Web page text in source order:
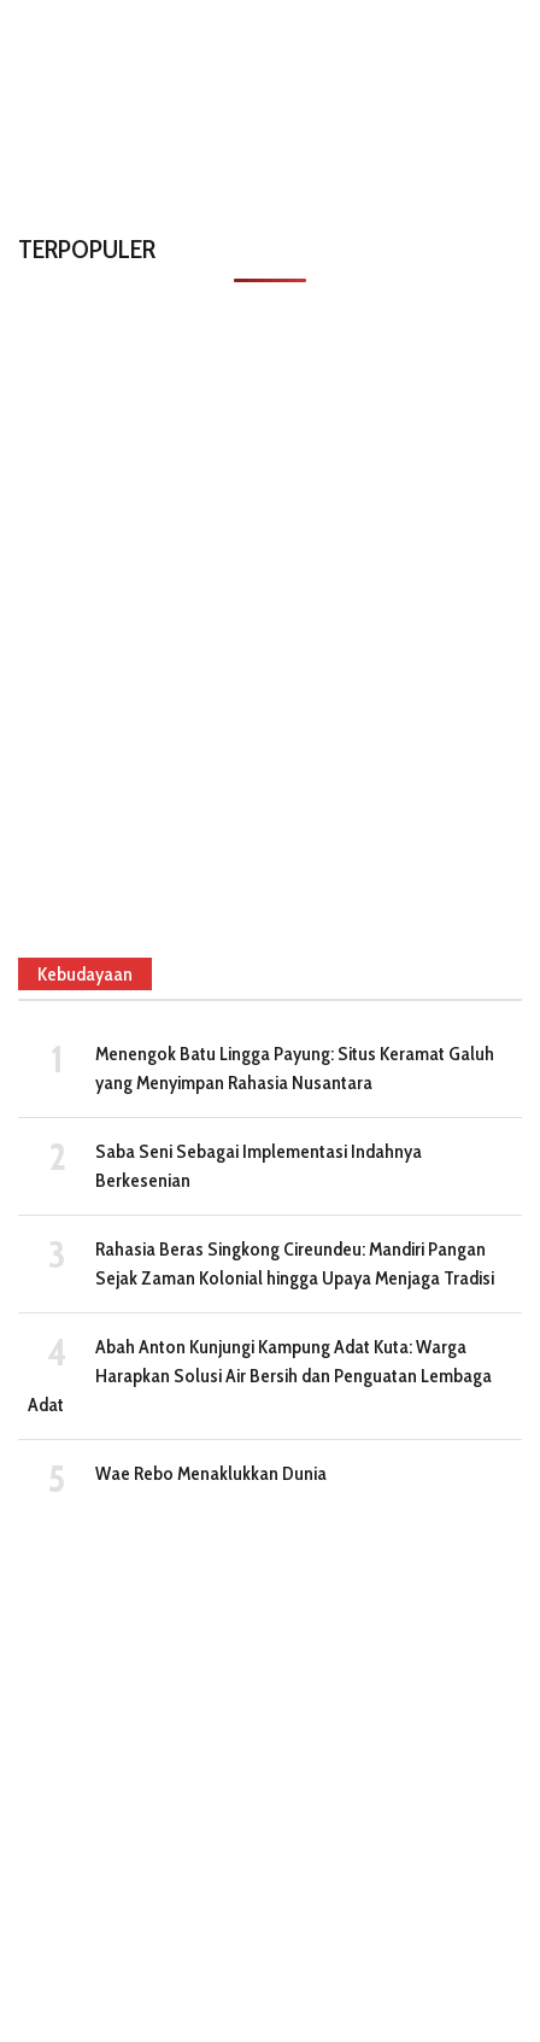
TERPOPULER
Kebudayaan
Menengok Batu Lingga Payung: Situs Keramat Galuh
yang Menyimpan Rahasia Nusantara
Saba Seni Sebagai Implementasi Indahnya
Berkesenian
Rahasia Beras Singkong Cireundeu: Mandiri Pangan
Sejak Zaman Kolonial hingga Upaya Menjaga Tradisi
Abah Anton Kunjungi Kampung Adat Kuta: Warga
Harapkan Solusi Air Bersih dan Penguatan Lembaga
Adat
Wae Rebo Menaklukkan Dunia